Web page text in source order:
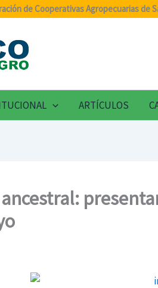
de Cooperativas Agropecuarias de
ARTÍCULOS